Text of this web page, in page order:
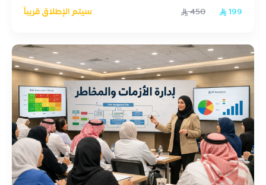
199
450 سيتم الإطلاق قريباً